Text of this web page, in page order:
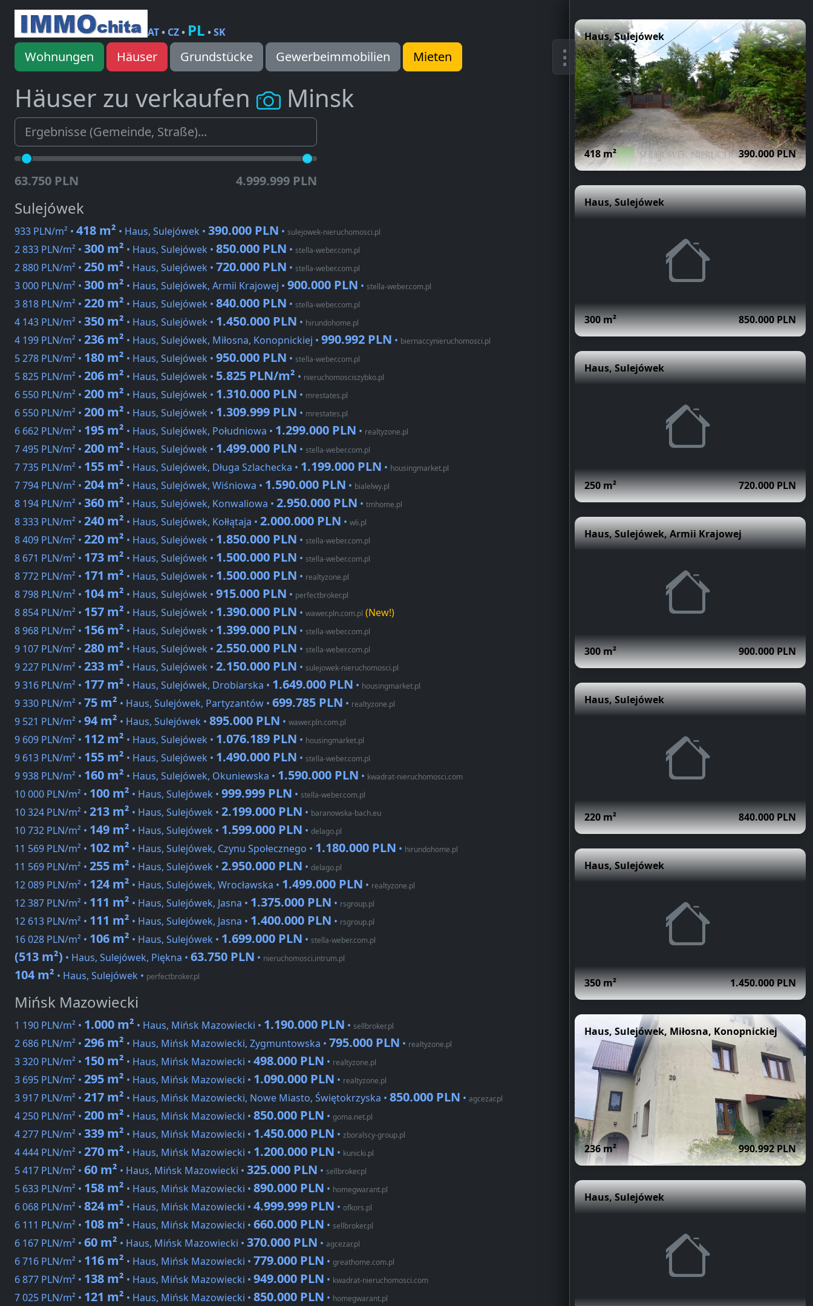
AT• CZ• PL •SK
Wohnungen Häuser Grundstücke Gewerbeimmobilien Mieten
Häuser zu verkaufen Minsk
63.750 PLN 4.999.999 PLN
Sulejówek
933 PLN/m² • 418 m² • Haus, Sulejówek • 390.000 PLN • sulejowek-nieruchomosci.pl
2 833 PLN/m² • 300 m² • Haus, Sulejówek • 850.000 PLN • stella-weber.com.pl
2 880 PLN/m² • 250 m² • Haus, Sulejówek • 720.000 PLN • stella-weber.com.pl
3 000 PLN/m² • 300 m² • Haus, Sulejówek, Armii Krajowej • 900.000 PLN • stella-weber.com.pl
3 818 PLN/m² • 220 m² • Haus, Sulejówek • 840.000 PLN • stella-weber.com.pl
4 143 PLN/m² • 350 m² • Haus, Sulejówek • 1.450.000 PLN • hirundohome.pl
4 199 PLN/m² • 236 m² • Haus, Sulejówek, Miłosna, Konopnickiej • 990.992 PLN • biernaccynieruchomosci.pl
5 278 PLN/m² • 180 m² • Haus, Sulejówek • 950.000 PLN • stella-weber.com.pl
5 825 PLN/m² • 206 m² • Haus, Sulejówek • 5.825 PLN/m² • nieruchomosciszybko.pl
6 550 PLN/m² • 200 m² • Haus, Sulejówek • 1.310.000 PLN • mrestates.pl
6 550 PLN/m² • 200 m² • Haus, Sulejówek • 1.309.999 PLN • mrestates.pl
6 662 PLN/m² • 195 m² • Haus, Sulejówek, Południowa • 1.299.000 PLN • realtyzone.pl
7 495 PLN/m² • 200 m² • Haus, Sulejówek • 1.499.000 PLN • stella-weber.com.pl
7 735 PLN/m² • 155 m² • Haus, Sulejówek, Długa Szlachecka • 1.199.000 PLN • housingmarket.pl
7 794 PLN/m² • 204 m² • Haus, Sulejówek, Wiśniowa • 1.590.000 PLN • bialelwy.pl
8 194 PLN/m² • 360 m² • Haus, Sulejówek, Konwaliowa • 2.950.000 PLN • tmhome.pl
8 333 PLN/m² • 240 m² • Haus, Sulejówek, Kołłątaja • 2.000.000 PLN • wli.pl
8 409 PLN/m² • 220 m² • Haus, Sulejówek • 1.850.000 PLN • stella-weber.com.pl
8 671 PLN/m² • 173 m² • Haus, Sulejówek • 1.500.000 PLN • stella-weber.com.pl
8 772 PLN/m² • 171 m² • Haus, Sulejówek • 1.500.000 PLN • realtyzone.pl
8 798 PLN/m² • 104 m² • Haus, Sulejówek • 915.000 PLN • perfectbroker.pl
8 854 PLN/m² • 157 m² • Haus, Sulejówek • 1.390.000 PLN • wawer.pln.com.pl (New!)
8 968 PLN/m² • 156 m² • Haus, Sulejówek • 1.399.000 PLN • stella-weber.com.pl
9 107 PLN/m² • 280 m² • Haus, Sulejówek • 2.550.000 PLN • stella-weber.com.pl
9 227 PLN/m² • 233 m² • Haus, Sulejówek • 2.150.000 PLN • sulejowek-nieruchomosci.pl
9 316 PLN/m² • 177 m² • Haus, Sulejówek, Drobiarska • 1.649.000 PLN • housingmarket.pl
9 330 PLN/m² • 75 m² • Haus, Sulejówek, Partyzantów • 699.785 PLN • realtyzone.pl
9 521 PLN/m² • 94 m² • Haus, Sulejówek • 895.000 PLN • wawer.pln.com.pl
9 609 PLN/m² • 112 m² • Haus, Sulejówek • 1.076.189 PLN • housingmarket.pl
9 613 PLN/m² • 155 m² • Haus, Sulejówek • 1.490.000 PLN • stella-weber.com.pl
9 938 PLN/m² • 160 m² • Haus, Sulejówek, Okuniewska • 1.590.000 PLN • kwadrat-nieruchomosci.com
10 000 PLN/m² • 100 m² • Haus, Sulejówek • 999.999 PLN • stella-weber.com.pl
10 324 PLN/m² • 213 m² • Haus, Sulejówek • 2.199.000 PLN • baranowska-bach.eu
10 732 PLN/m² • 149 m² • Haus, Sulejówek • 1.599.000 PLN • delago.pl
11 569 PLN/m² • 102 m² • Haus, Sulejówek, Czynu Społecznego • 1.180.000 PLN • hirundohome.pl
11 569 PLN/m² • 255 m² • Haus, Sulejówek • 2.950.000 PLN • delago.pl
12 089 PLN/m² • 124 m² • Haus, Sulejówek, Wrocławska • 1.499.000 PLN • realtyzone.pl
12 387 PLN/m² • 111 m² • Haus, Sulejówek, Jasna • 1.375.000 PLN • rsgroup.pl
12 613 PLN/m² • 111 m² • Haus, Sulejówek, Jasna • 1.400.000 PLN • rsgroup.pl
16 028 PLN/m² • 106 m² • Haus, Sulejówek • 1.699.000 PLN • stella-weber.com.pl
(513 m²) • Haus, Sulejówek, Piękna • 63.750 PLN • nieruchomosci.intrum.pl
104 m² • Haus, Sulejówek • perfectbroker.pl
Mińsk Mazowiecki
1 190 PLN/m² • 1.000 m² • Haus, Mińsk Mazowiecki • 1.190.000 PLN • sellbroker.pl
2 686 PLN/m² • 296 m² • Haus, Mińsk Mazowiecki, Zygmuntowska • 795.000 PLN • realtyzone.pl
3 320 PLN/m² • 150 m² • Haus, Mińsk Mazowiecki • 498.000 PLN • realtyzone.pl
3 695 PLN/m² • 295 m² • Haus, Mińsk Mazowiecki • 1.090.000 PLN • realtyzone.pl
3 917 PLN/m² • 217 m² • Haus, Mińsk Mazowiecki, Nowe Miasto, Świętokrzyska • 850.000 PLN • agcezar.pl
4 250 PLN/m² • 200 m² • Haus, Mińsk Mazowiecki • 850.000 PLN • goma.net.pl
4 277 PLN/m² • 339 m² • Haus, Mińsk Mazowiecki • 1.450.000 PLN • zboralscy-group.pl
4 444 PLN/m² • 270 m² • Haus, Mińsk Mazowiecki • 1.200.000 PLN • kunicki.pl
5 417 PLN/m² • 60 m² • Haus, Mińsk Mazowiecki • 325.000 PLN • sellbroker.pl
5 633 PLN/m² • 158 m² • Haus, Mińsk Mazowiecki • 890.000 PLN • homegwarant.pl
6 068 PLN/m² • 824 m² • Haus, Mińsk Mazowiecki • 4.999.999 PLN • ofkors.pl
6 111 PLN/m² • 108 m² • Haus, Mińsk Mazowiecki • 660.000 PLN • sellbroker.pl
6 167 PLN/m² • 60 m² • Haus, Mińsk Mazowiecki • 370.000 PLN • agcezar.pl
6 716 PLN/m² • 116 m² • Haus, Mińsk Mazowiecki • 779.000 PLN • greathome.com.pl
6 877 PLN/m² • 138 m² • Haus, Mińsk Mazowiecki • 949.000 PLN • kwadrat-nieruchomosci.com
7 025 PLN/m² • 121 m² • Haus, Mińsk Mazowiecki • 850.000 PLN • homegwarant.pl